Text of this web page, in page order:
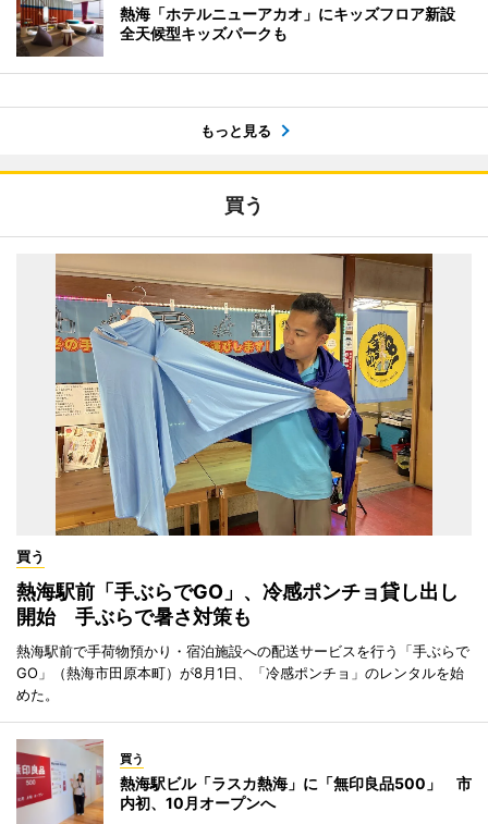
熱海「ホテルニューアカオ」にキッズフロア新設
全天候型キッズパークも
もっと見る
買う
買う
熱海駅前「手ぶらでGO」、冷感ポンチョ貸し出し
開始 手ぶらで暑さ対策も
熱海駅前で手荷物預かり・宿泊施設への配送サービスを行う「手ぶらで
GO」（熱海市田原本町）が8月1日、「冷感ポンチョ」のレンタルを始
めた。
買う
熱海駅ビル「ラスカ熱海」に「無印良品500」 市
内初、10月オープンへ